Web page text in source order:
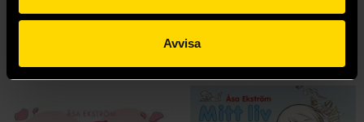
Avvisa
Mer från Åsa Ekström